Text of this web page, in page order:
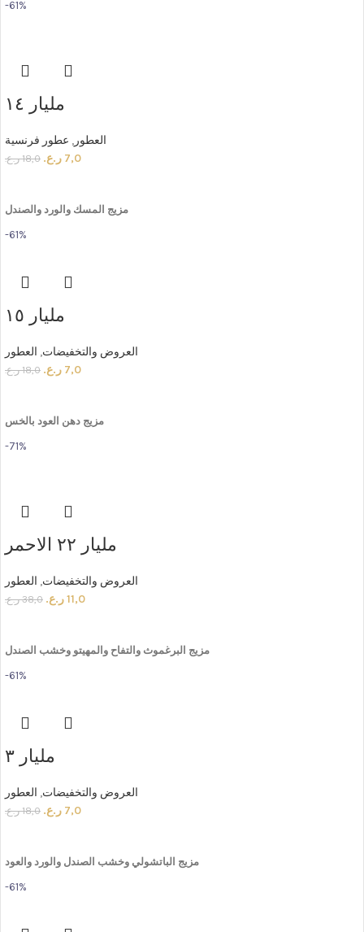
-61%
مليار ١٤
العطور , عطور فرنسية
18,0 ر.ع. 7,0 ر.ع.
مزيج المسك والورد والصندل
-61%
مليار ١٥
العروض والتخفيضات, العطور
18,0 ر.ع. 7,0 ر.ع.
مزيج دهن العود بالخس
-71%
مليار ٢٢ الاحمر
العروض والتخفيضات, العطور
38,0 ر.ع. 11,0ر.ع.
مزيج البرغموث والتفاح والمهيتو وخشب الصندل
-61%
مليار ٣
العروض والتخفيضات, العطور
18,0 ر.ع. 7,0 ر.ع.
مزيج الباتشولي وخشب الصندل والورد والعود
-61%